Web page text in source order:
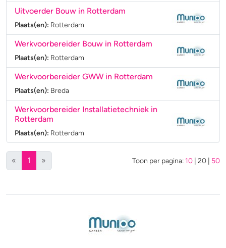
Uitvoerder Bouw in Rotterdam
Plaats(en): Rotterdam
Werkvoorbereider Bouw in Rotterdam
Plaats(en): Rotterdam
Werkvoorbereider GWW in Rotterdam
Plaats(en): Breda
Werkvoorbereider Installatietechniek in
Rotterdam
Plaats(en): Rotterdam
« 1 (huidige)
» Toon per pagina: 10 20 50